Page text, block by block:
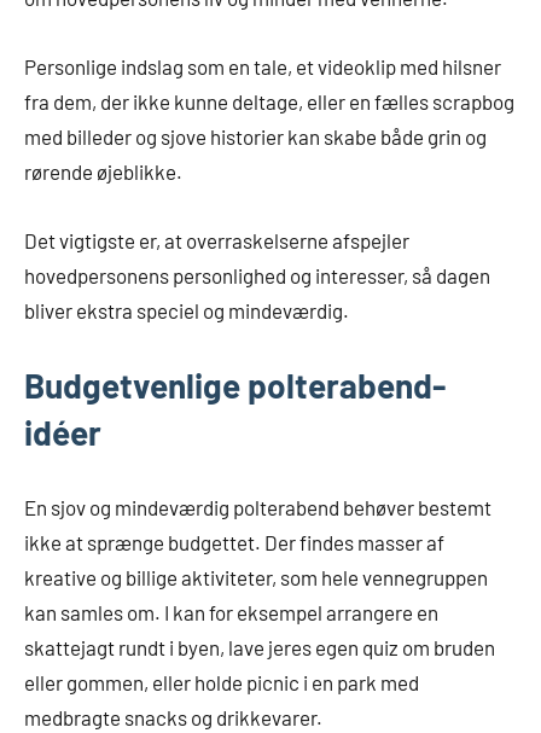
Personlige indslag som en tale, et videoklip med hilsner
fra dem, der ikke kunne deltage, eller en fælles scrapbog
med billeder og sjove historier kan skabe både grin og
rørende øjeblikke.
Det vigtigste er, at overraskelserne afspejler
hovedpersonens personlighed og interesser, så dagen
bliver ekstra speciel og mindeværdig.
Budgetvenlige polterabend-
idéer
En sjov og mindeværdig polterabend behøver bestemt
ikke at sprænge budgettet. Der findes masser af
kreative og billige aktiviteter, som hele vennegruppen
kan samles om. I kan for eksempel arrangere en
skattejagt rundt i byen, lave jeres egen quiz om bruden
eller gommen, eller holde picnic i en park med
medbragte snacks og drikkevarer.